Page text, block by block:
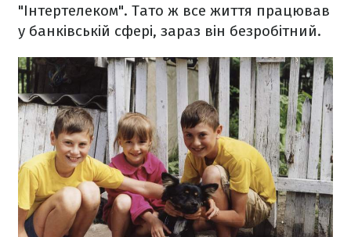
"Інтертелеком". Тато ж все життя працював
у банківській сфері, зараз він безробітний.